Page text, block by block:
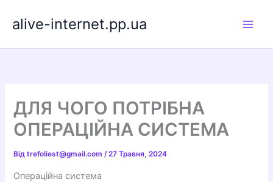
alive-internet.pp.ua
ДЛЯ ЧОГО ПОТРІБНА
ОПЕРАЦІЙНА СИСТЕМА
Відtrefoliest@gmail.com/27 Травня, 2024
Операційна система